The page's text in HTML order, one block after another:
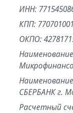
ИНН:
КПП: 770701001
ОКПО:
СБЕРБАНК г.
Расчетный